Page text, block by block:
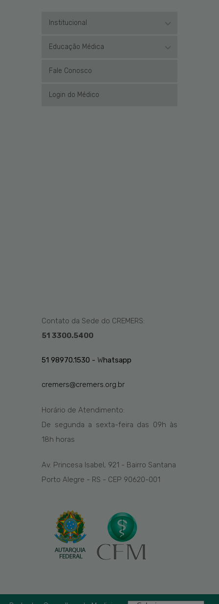
Institucional
Educação Médica
Fale Conosco
Login do Médico
Contato da Sede do CREMERS:
51 3300.5400
51 98970.1530 - Whatsapp
cremers@cremers.org.br
Horário de Atendimento:
De segunda a sexta-feira das 09h às
18h horas
Av. Princesa Isabel, 921 - Bairro Santana
Porto Alegre - RS - CEP 90620-001